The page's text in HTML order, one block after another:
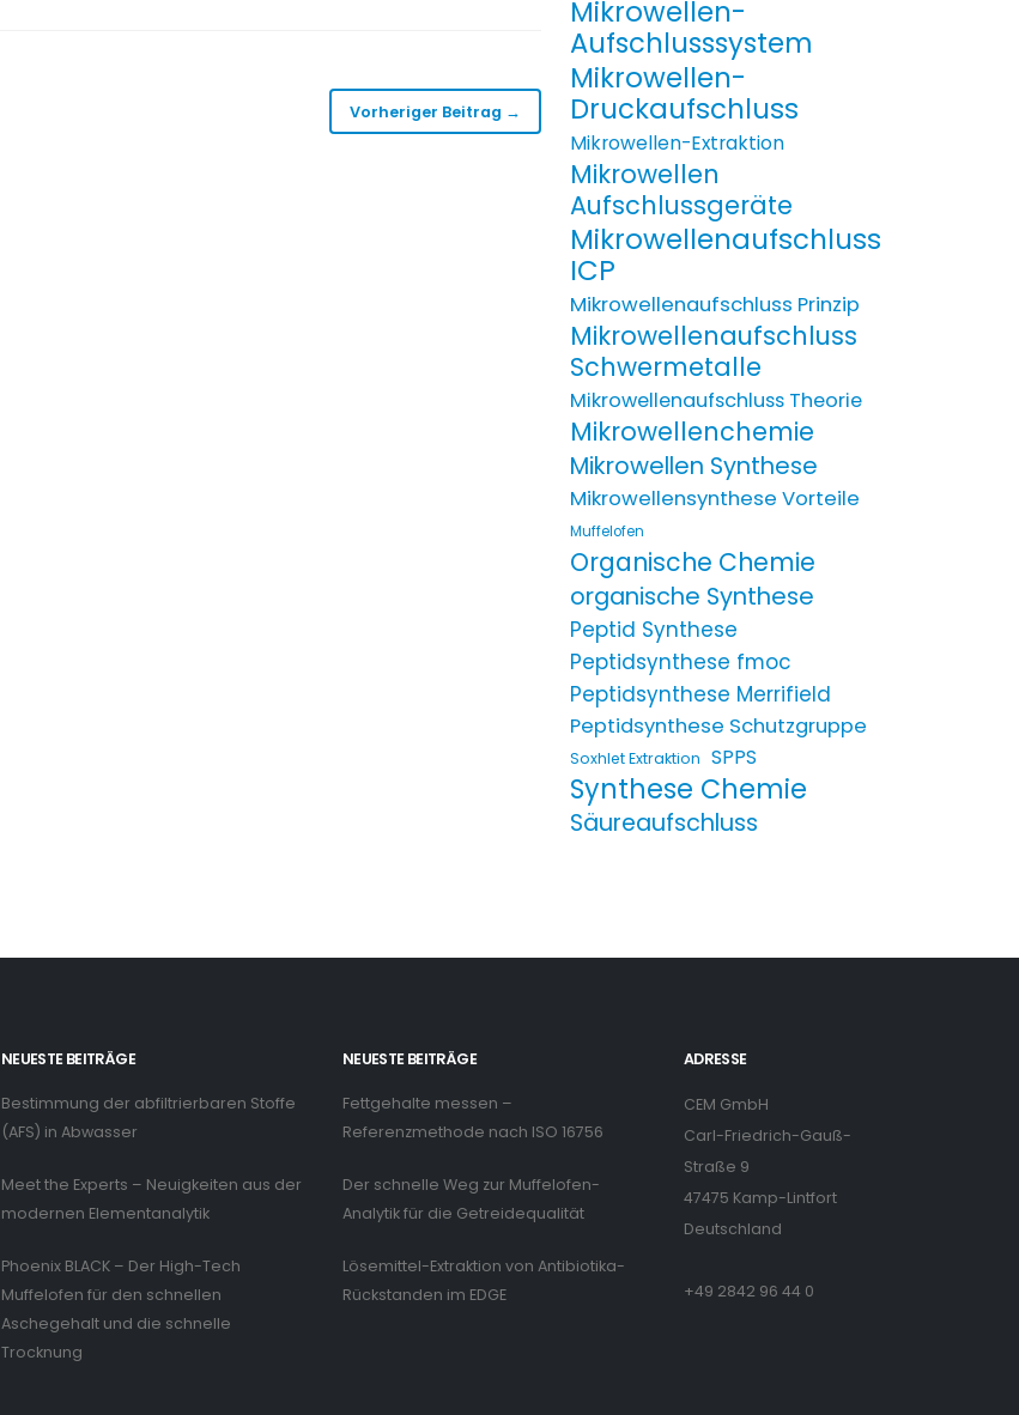
Mikrowellen-
Aufschlusssystem
Mikrowellen-
Druckaufschluss
Mikrowellen-Extraktion
Mikrowellen
Aufschlussgeräte
Mikrowellenaufschluss
ICP
Mikrowellenaufschluss Prinzip
Mikrowellenaufschluss
Schwermetalle
Mikrowellenaufschluss Theorie
Mikrowellenchemie
Mikrowellen Synthese
Mikrowellensynthese Vorteile
Muffelofen
Organische Chemie
organische Synthese
Peptid Synthese
Peptidsynthese fmoc
Peptidsynthese Merrifield
Peptidsynthese Schutzgruppe
Soxhlet Extraktion SPPS
Synthese Chemie
Säureaufschluss
Vorheriger Beitrag →
NEUESTE BEITRÄGE
Bestimmung der abfiltrierbaren Stoffe
(AFS) in Abwasser
Meet the Experts – Neuigkeiten aus der
modernen Elementanalytik
Phoenix BLACK – Der High-Tech
Muffelofen für den schnellen
Aschegehalt und die schnelle
Trocknung
NEUESTE BEITRÄGE
Fettgehalte messen –
Referenzmethode nach ISO 16756
Der schnelle Weg zur Muffelofen-
Analytik für die Getreidequalität
Lösemittel-Extraktion von Antibiotika-
Rückstanden im EDGE
ADRESSE
CEM GmbH
Carl-Friedrich-Gauß-
Straße 9
47475 Kamp-Lintfort
Deutschland
+49 2842 96 44 0